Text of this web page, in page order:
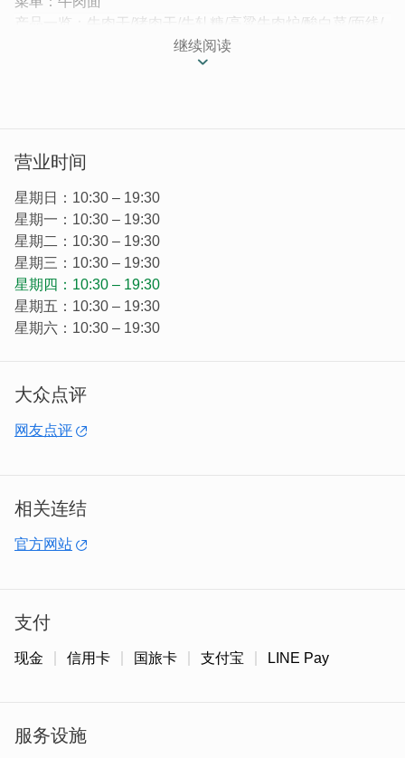
产品一览：牛肉干/猪肉干/牛轧糖/高粱牛肉炉/酸白菜/面线/
呈现，并开发酒糟牛肉精华饮，适合全龄补养。为金门代表
性伴手礼与必吃美食之一。
｜良金牧场
已於102年正式通过ISO22000及HCAPP双验证，由国家严
格把关，为了提供给消费者最优良最安全的产品。从原料开
始，良金只采用国家知名大厂(如金兰、台糖)的产品，并且
每一道制作过程都完全符合卫生安全标准。
｜良金用心，只为了让你吃的安心
生产的技术与品质。
继续阅读
营业时间
星期日：10:30 – 19:30
星期一：10:30 – 19:30
星期二：10:30 – 19:30
星期三：10:30 – 19:30
星期四：10:30 – 19:30
星期五：10:30 – 19:30
星期六：10:30 – 19:30
大众点评
网友点评
相关连结
官方网站
支付
现金 信用卡 国旅卡 支付宝 LINE Pay
服务设施